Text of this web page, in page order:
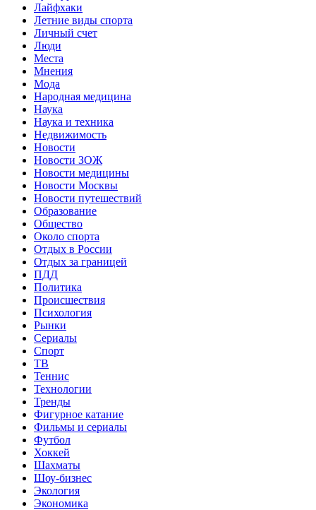
Лайфхаки
Летние виды спорта
Личный счет
Люди
Места
Мнения
Мода
Народная медицина
Наука
Наука и техника
Недвижимость
Новости
Новости ЗОЖ
Новости медицины
Новости Москвы
Новости путешествий
Образование
Общество
Около спорта
Отдых в России
Отдых за границей
ПДД
Политика
Происшествия
Психология
Рынки
Сериалы
Спорт
ТВ
Теннис
Технологии
Тренды
Фигурное катание
Фильмы и сериалы
Футбол
Хоккей
Шахматы
Шоу-бизнес
Экология
Экономика